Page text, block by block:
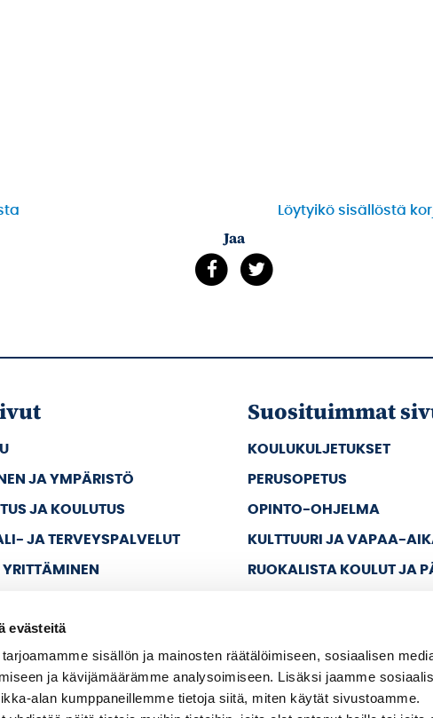
evästeitä
sisällön ja mainosten räätälöimiseen, sosiaalisen
ja kävijämäärämme analysoimiseen. Lisäksi jaamme
alan kumppaneillemme tietoja siitä, miten käytät sivustoamme.
Löytyikö sisällöstä
Jaa
JA YMPÄRISTÖ
JA KOULUTUS
JA TERVEYSPALVELUT
JA HALLINTO
Suosituimmat
KOULUKULJETUKSET
PERUSOPETUS
OPINTO-OHJELMA
KULTTUURI JA VAPAA-
RUOKALISTA KOULUT JA